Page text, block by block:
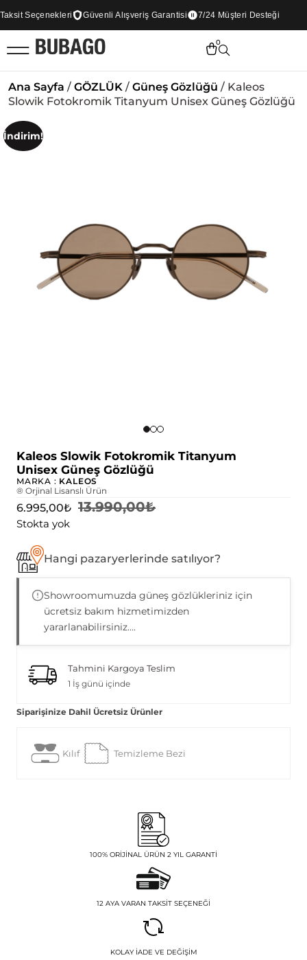
Seçenekleri Güvenli Alışveriş Garantisi 7/24 Müşteri Desteği
0
Ana Sayfa / GÖZLÜK / Güneş Gözlüğü / Kaleos
Slowik Fotokromik Titanyum Unisex Güneş Gözlüğü
İndirim!
Kaleos Slowik Fotokromik Titanyum
Unisex Güneş Gözlüğü
MARKA : KALEOS
® Orjinal Lisanslı Ürün
13.990,00₺
6.995,00₺
Stokta yok
Hangi pazaryerlerinde satılıyor?
Showroomumuzda güneş gözlükleriniz için
ücretsiz bakım hizmetimizden
yararlanabilirsiniz....
Tahmini Kargoya Teslim
1 İş günü içinde
Siparişinize Dahil Ücretsiz Ürünler
Kılıf Temizleme Bezi
100% ORIJINAL ÜRÜN 2 YIL GARANTI
12 AYA VARAN TAKSIT SEÇENEĞI
KOLAY İADE VE DEĞIŞIM